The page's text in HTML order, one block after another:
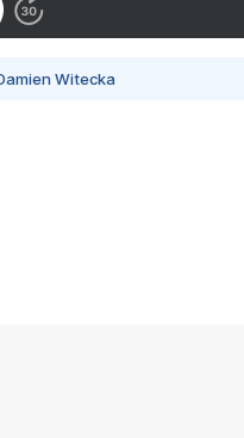
Witecka